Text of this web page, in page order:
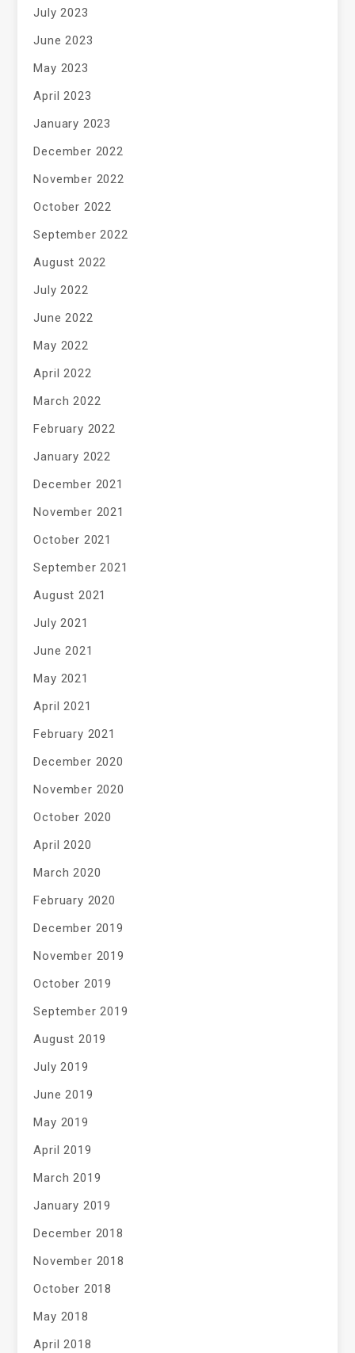
July 2023
June 2023
May 2023
April 2023
January 2023
December 2022
November 2022
October 2022
September 2022
August 2022
July 2022
June 2022
May 2022
April 2022
March 2022
February 2022
January 2022
December 2021
November 2021
October 2021
September 2021
August 2021
July 2021
June 2021
May 2021
April 2021
February 2021
December 2020
November 2020
October 2020
April 2020
March 2020
February 2020
December 2019
November 2019
October 2019
September 2019
August 2019
July 2019
June 2019
May 2019
April 2019
March 2019
January 2019
December 2018
November 2018
October 2018
May 2018
April 2018